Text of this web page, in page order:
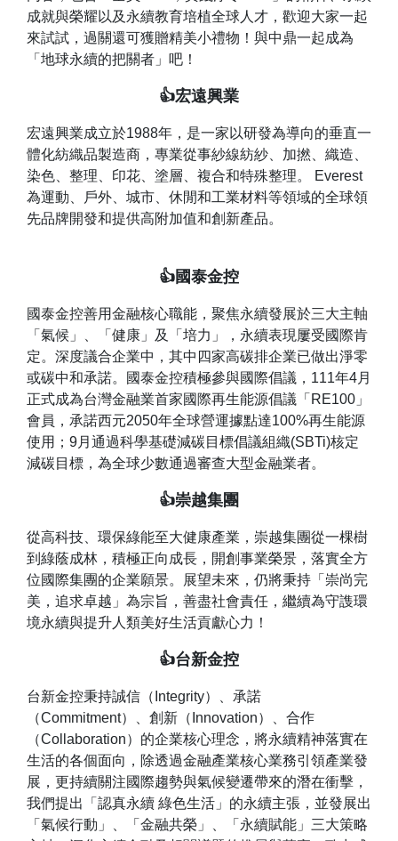
成就與榮耀以及永續教育培植全球人才，歡迎大家一起
來試試，過關還可獲贈精美小禮物！與中鼎一起成為
「地球永續的把關者」吧！
👍宏遠興業
宏遠興業成立於1988年，是一家以研發為導向的垂直一
體化紡織品製造商，專業從事紗線紡紗、加撚、織造、
染色、整理、印花、塗層、複合和特殊整理。 Everest
為運動、戶外、城市、休閒和工業材料等領域的全球領
先品牌開發和提供高附加值和創新產品。
👍國泰金控
國泰金控善用金融核心職能，聚焦永續發展於三大主軸
「氣候」、「健康」及「培力」，永續表現屢受國際肯
定。深度議合企業中，其中四家高碳排企業已做出淨零
或碳中和承諾。國泰金控積極參與國際倡議，111年4月
正式成為台灣金融業首家國際再生能源倡議「RE100」
會員，承諾西元2050年全球營運據點達100%再生能源
使用；9月通過科學基礎減碳目標倡議組織(SBTi)核定
減碳目標，為全球少數通過審查大型金融業者。
👍崇越集團
從高科技、環保綠能至大健康產業，崇越集團從一棵樹
到綠蔭成林，積極正向成長，開創事業榮景，落實全方
位國際集團的企業願景。展望未來，仍將秉持「崇尚完
美，追求卓越」為宗旨，善盡社會責任，繼續為守謢環
境永續與提升人類美好生活貢獻心力！
👍台新金控
台新金控秉持誠信（Integrity）、承諾
（Commitment）、創新（Innovation）、合作
（Collaboration）的企業核心理念，將永續精神落實在
生活的各個面向，除透過金融產業核心業務引領產業發
展，更持續關注國際趨勢與氣候變遷帶來的潛在衝擊，
我們提出「認真永續 綠色生活」的永續主張，並發展出
「氣候行動」、「金融共榮」、「永續賦能」三大策略